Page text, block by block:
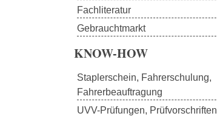
Fachliteratur
Gebrauchtmarkt
KNOW-HOW
Staplerschein, Fahrerschulung,
Fahrerbeauftragung
UVV-Prüfungen, Prüfvorschriften